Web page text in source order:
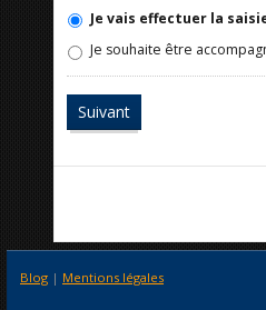
Je vais effectuer la
Je souhaite être
Blog | Mentions légales